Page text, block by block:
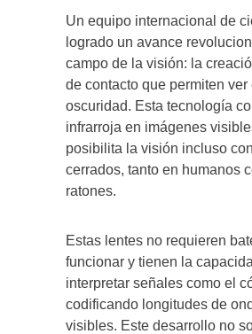
Un equipo internacional de
logrado un avance
campo de la visión: la
de contacto que permiten ver
oscuridad. Esta tecnología
infrarroja en imágenes
posibilita la visión incluso
cerrados, tanto en humanos
ratones.
Estas lentes no requieren
funcionar y tienen la
interpretar señales como el
codificando longitudes de
visibles. Este desarrollo no